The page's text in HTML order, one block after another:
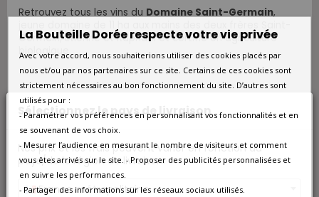
Sélectionnez le pays de livraison
Nos prix et les frais peuvent varier en fonction du
pays/de la région de livraison.
France métropolitaine
Retrouvez tous les vins du Domaine Saint-Germain,
Germain, Etienne et Raphaël et certifié enagriculture
biologique
Quantité
 Ajouter au panier
Indisponible pour le moment
La Bouteille Dorée respecte votre vie privée
Avec votre accord, nous souhaiterions utiliser des cookies placés par
nous et/ou par nos partenaires sur ce site. Certains de ces cookies sont
strictement nécessaires au bon fonctionnement du site. D’autres sont
utilisés pour :
- Paramétrer vos préférences en personnalisant vos fonctionnalités et en
se souvenant de vos choix.
- Mesurer l’audience en mesurant le nombre de visiteurs et comment
vous êtes arrivés sur le site. - Proposer des publicités personnalisées et
en suivre les performances.
- Partager des informations sur les réseaux sociaux utilisés.